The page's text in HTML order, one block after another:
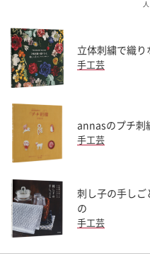
立体刺繍で織り
手工芸
annasのプチ刺
手工芸
刺し子の手し
の
手工芸